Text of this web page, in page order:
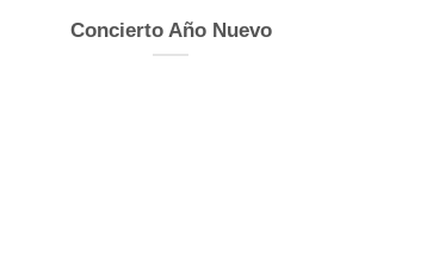
Concierto Año Nuevo